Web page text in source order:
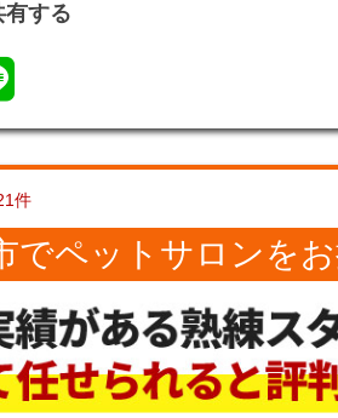
有する
件
でペットサロンを